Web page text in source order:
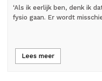
‘Als ik eerlijk ben, denk ik
fysio gaan. Er wordt
Lees meer